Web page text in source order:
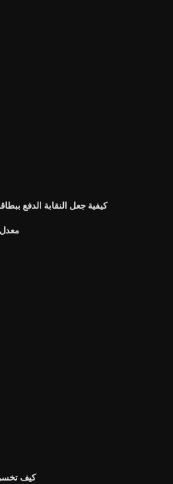
كيفية جعل النقابة الدفع
معدل
كيف